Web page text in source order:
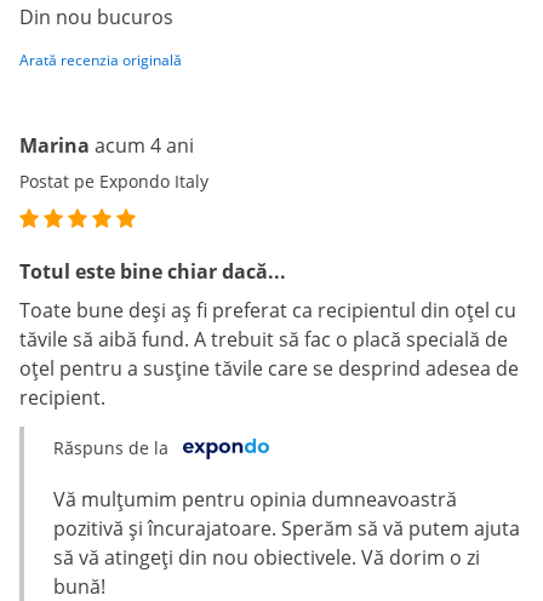
Din nou bucuros
Arată recenzia originală
Marina acum 4 ani
Postat pe Expondo Italy
Totul este bine chiar dacă...
Toate bune deși aș fi preferat ca recipientul din oțel cu
tăvile să aibă fund. A trebuit să fac o placă specială de
oțel pentru a susține tăvile care se desprind adesea de
recipient.
Răspuns de la
Vă mulțumim pentru opinia dumneavoastră
pozitivă și încurajatoare. Sperăm să vă putem ajuta
să vă atingeți din nou obiectivele. Vă dorim o zi
bună!